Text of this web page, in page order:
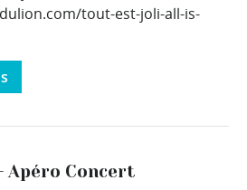
tout-est-joli-all-is-
Apéro Concert